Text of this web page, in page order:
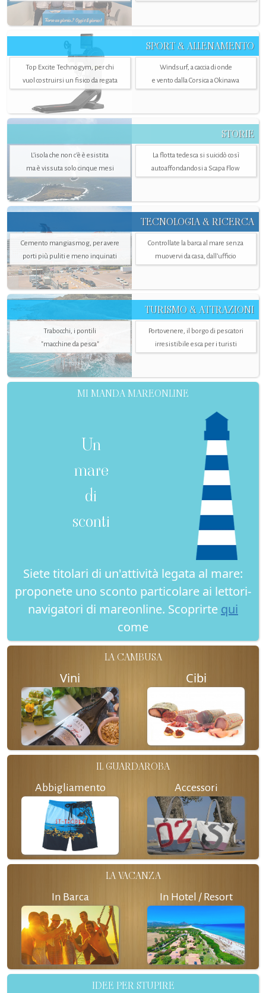
SPORT & ALLENAMENTO
Top Excite Technogym, per chi
vuol costruirsi un fisico da regata
Windsurf, a caccia di onde
e vento dalla Corsica a Okinawa
STORIE
L’isola che non c'è è esistita
ma è vissuta solo cinque mesi
La flotta tedesca si suicidò così
autoaffondandosi a Scapa Flow
TECNOLOGIA & RICERCA
Cemento mangiasmog, per avere
porti più puliti e meno inquinati
Controllate la barca al mare senza
muovervi da casa, dall’ufficio
TURISMO & ATTRAZIONI
Trabocchi, i pontili
"macchine da pesca"
Portovenere, il borgo di pescatori
irresistibile esca per i turisti
MI MANDA MAREONLINE
Un
mare
di
sconti
Siete titolari di un'attività legata al mare:
proponete uno sconto particolare ai lettori-
navigatori di mareonline. Scoprirte qui
come
LA CAMBUSA
Vini Cibi
IL GUARDAROBA
Abbigliamento Accessori
LA VACANZA
In Barca In Hotel / Resort
IDEE PER STUPIRE